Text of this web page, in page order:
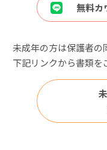
無料カ
未成年の方は保護者の
下記リンクから書類を